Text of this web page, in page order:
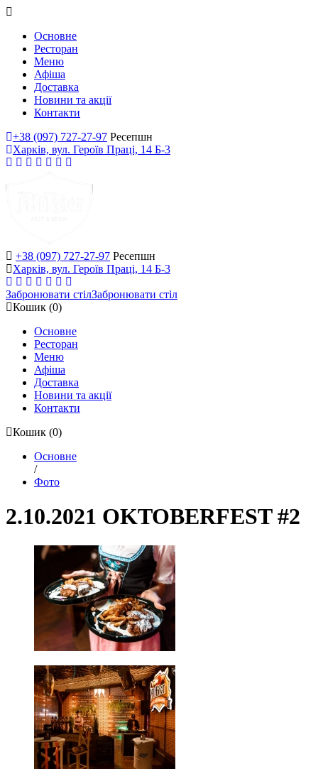
Основне
Ресторан
Меню
Афіша
Доставка
Новини та акції
Контакти
+38 (097) 727-27-97 Ресепшн
Харків, вул. Героїв Праці, 14 Б-3
+38 (097) 727-27-97 Ресепшн
Харків, вул. Героїв Праці, 14 Б-3
Забронювати стілЗабронювати стіл
Кошик (0)
Основне
Ресторан
Меню
Афіша
Доставка
Новини та акції
Контакти
Кошик (0)
Основне
/
Фото
2.10.2021 OKTOBERFEST #2